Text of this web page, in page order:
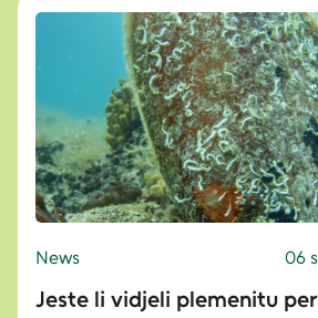
News 06
Jeste li vidjeli plemenitu